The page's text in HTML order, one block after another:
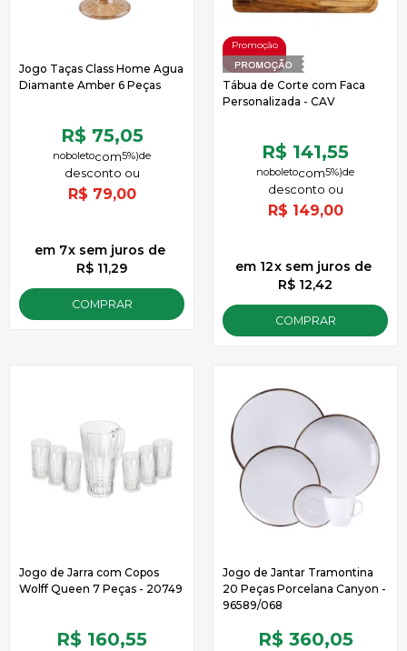
Jogo Taças Class Home Agua
Diamante Amber 6 Peças
R$ 75,05
de
5%)
noboleto
R$ 79,00
7x
de
R$ 11,29
sem juros
COMPRAR
Tábua de Corte com Faca
Personalizada - CAV
R$ 141,55
de
5%)
noboleto
R$ 149,00
12x
de
R$ 12,42
sem juros
COMPRAR
Jogo de Jarra com Copos
Wolff Queen 7 Peças - 20749
R$ 160,55
Jogo de Jantar Tramontina
20 Peças Porcelana Canyon -
96589/068
R$ 360,05